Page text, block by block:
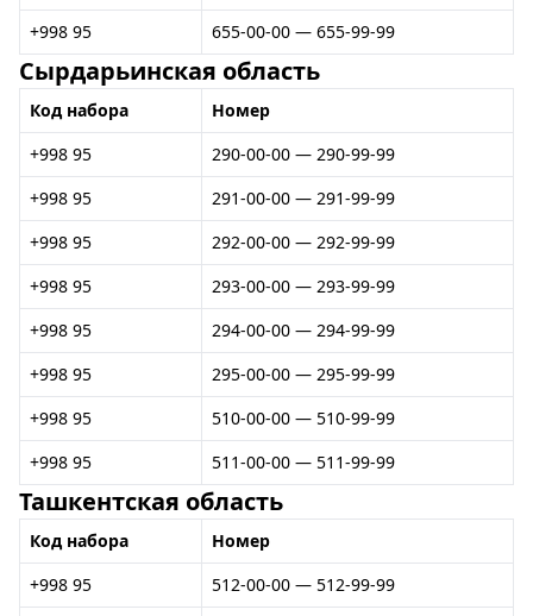
+998 95
655-00-00 — 655-99-99
Сырдарьинская область
Код набора
Номер
+998 95
290-00-00 — 290-99-99
+998 95
291-00-00 — 291-99-99
+998 95
292-00-00 — 292-99-99
+998 95
293-00-00 — 293-99-99
+998 95
294-00-00 — 294-99-99
+998 95
295-00-00 — 295-99-99
+998 95
510-00-00 — 510-99-99
+998 95
511-00-00 — 511-99-99
Ташкентская область
Код набора
Номер
+998 95
512-00-00 — 512-99-99